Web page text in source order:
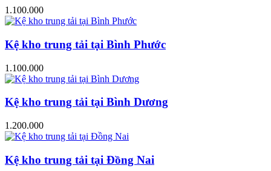
1.100.000
Kệ kho trung tải tại Bình Phước
1.100.000
Kệ kho trung tải tại Bình Dương
1.200.000
Kệ kho trung tải tại Đồng Nai